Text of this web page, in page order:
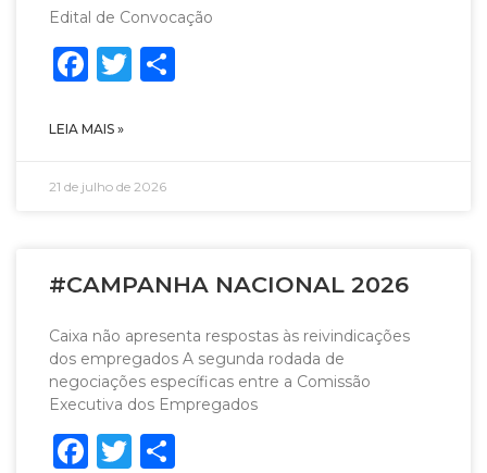
Edital de Convocação
Facebook
Twitter
LEIA MAIS »
21 de julho de 2026
#CAMPANHA NACIONAL 2026
Caixa não apresenta respostas às reivindicações
dos empregados A segunda rodada de
negociações específicas entre a Comissão
Executiva dos Empregados
Facebook
Twitter